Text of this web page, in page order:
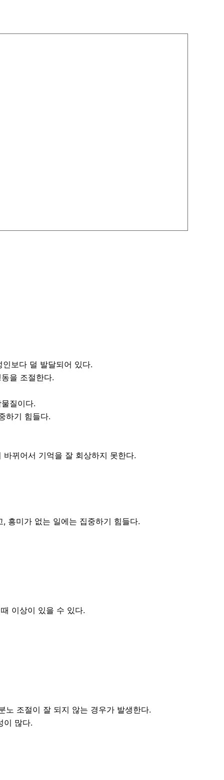
보다 덜 발달되어 있다.
을 조절한다.
질이다.
하기 힘들다.
뀌어서 기억을 잘 회상하지 못한다.
흥미가 없는 일에는 집중하기 힘들다.
이상이 있을 수 있다.
노 조절이 잘 되지 않는 경우가 발생한다.
이 많다.